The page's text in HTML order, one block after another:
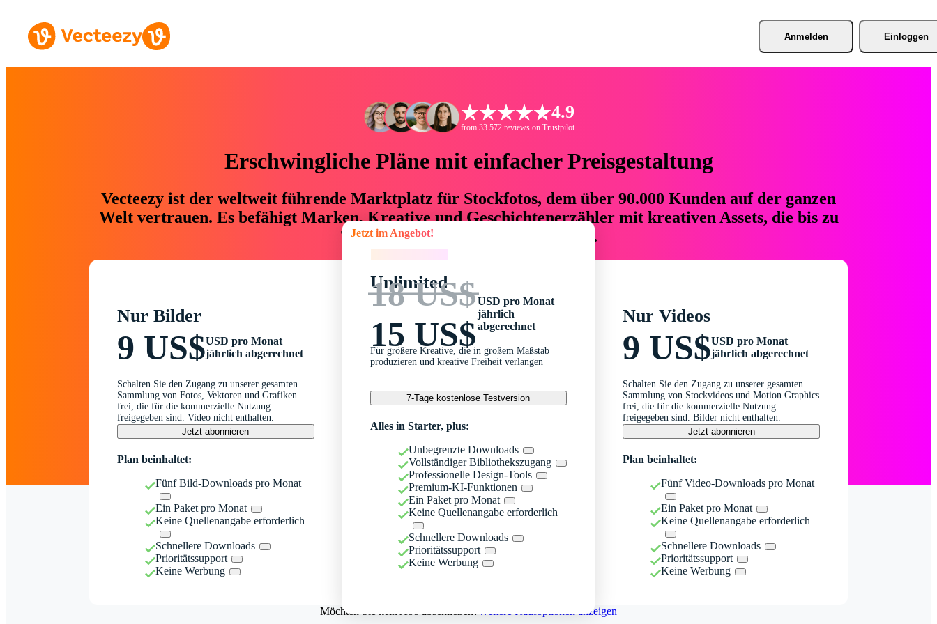
Anmelden Einloggen
4.9
from 33.572 reviews on Trustpilot
Erschwingliche Pläne mit einfacher Preisgestaltung
Vecteezy ist der weltweit führende Marktplatz für Stockfotos, dem über 90.000 Kunden auf der ganzen
Welt vertrauen. Es befähigt Marken, Kreative und Geschichtenerzähler mit kreativen Assets, die bis zu
76 % an Zeit und Budget einsparen.
Nur Bilder
9 US$USD pro Monat
jährlich abgerechnet
Schalten Sie den Zugang zu unserer gesamten
Sammlung von Fotos, Vektoren und Grafiken
frei, die für die kommerzielle Nutzung
freigegeben sind. Video nicht enthalten.
Jetzt abonnieren
Plan beinhaltet:
Fünf Bild-Downloads pro Monat
Ein Paket pro Monat
Keine Quellenangabe erforderlich
Schnellere Downloads
Prioritätssupport
Keine Werbung
Jetzt im Angebot!
Unlimited
18 US$
15 US$
USD pro Monat
jährlich
abgerechnet
Für größere Kreative, die in großem Maßstab
produzieren und kreative Freiheit verlangen
7-Tage kostenlose Testversion
Alles in Starter, plus:
Unbegrenzte Downloads
Vollständiger Bibliothekszugang
Professionelle Design-Tools
Premium-KI-Funktionen
Ein Paket pro Monat
Keine Quellenangabe erforderlich
Schnellere Downloads
Prioritätssupport
Keine Werbung
Nur Videos
9 US$USD pro Monat
jährlich abgerechnet
Schalten Sie den Zugang zu unserer gesamten
Sammlung von Stockvideos und Motion Graphics
frei, die für die kommerzielle Nutzung
freigegeben sind. Bilder nicht enthalten.
Jetzt abonnieren
Plan beinhaltet:
Fünf Video-Downloads pro Monat
Ein Paket pro Monat
Keine Quellenangabe erforderlich
Schnellere Downloads
Prioritätssupport
Keine Werbung
Möchten Sie kein Abo abschließen?Weitere Kaufoptionen anzeigen